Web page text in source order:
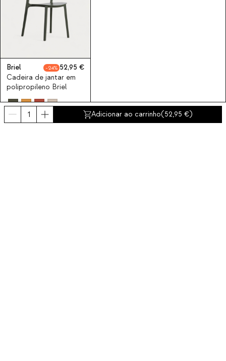
Adicionar ao carrinho(52,95 )
Briel 24
52,95
Cadeira de jantar em
polipropileno Briel